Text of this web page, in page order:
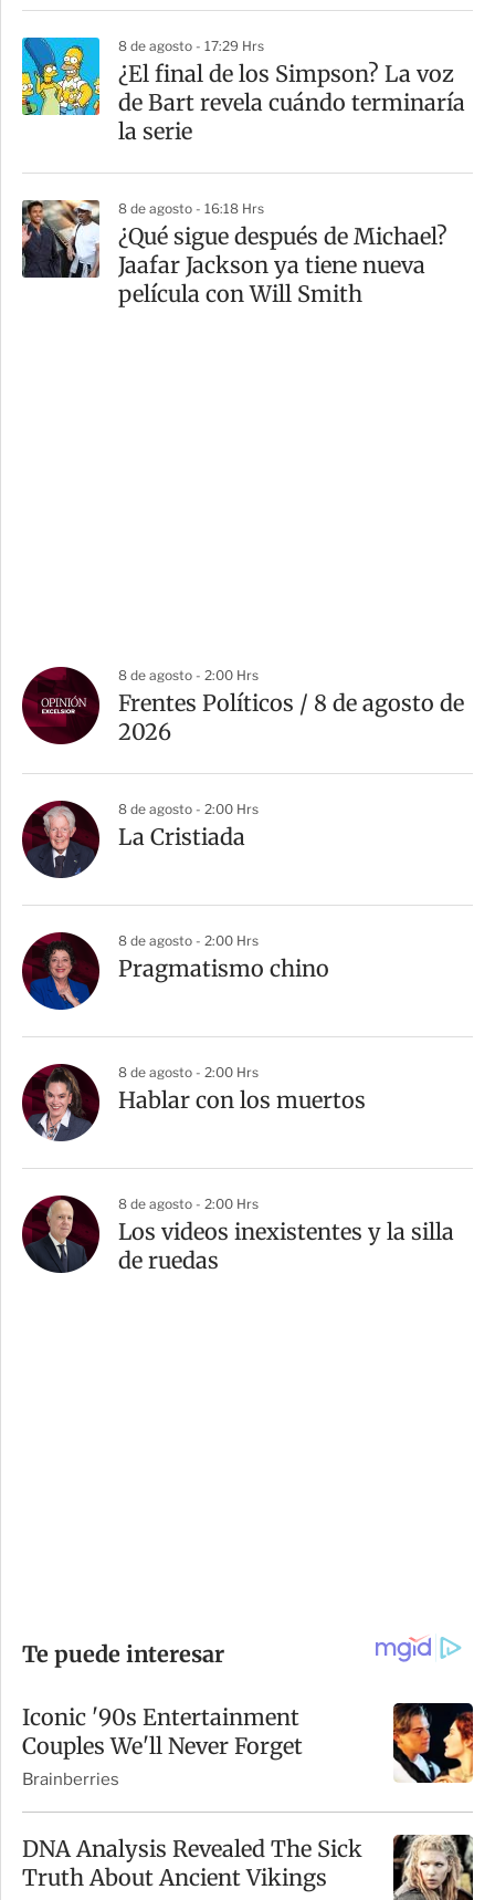
8 de agosto - 17:29 Hrs
¿El final de los Simpson? La voz
de Bart revela cuándo terminaría
la serie
8 de agosto - 16:18 Hrs
¿Qué sigue después de Michael?
Jaafar Jackson ya tiene nueva
película con Will Smith
8 de agosto - 2:00 Hrs
Frentes Políticos / 8 de agosto de
2026
8 de agosto - 2:00 Hrs
La Cristiada
8 de agosto - 2:00 Hrs
Pragmatismo chino
8 de agosto - 2:00 Hrs
Hablar con los muertos
8 de agosto - 2:00 Hrs
Los videos inexistentes y la silla
de ruedas